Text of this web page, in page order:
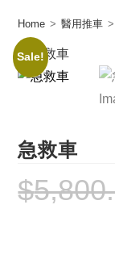
Home > 醫用推車 >
Sale!
急救車
$